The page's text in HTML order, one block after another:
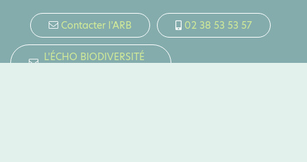
Contacter l'ARB 02 38 53 53 57
L'ÉCHO BIODIVERSITÉ